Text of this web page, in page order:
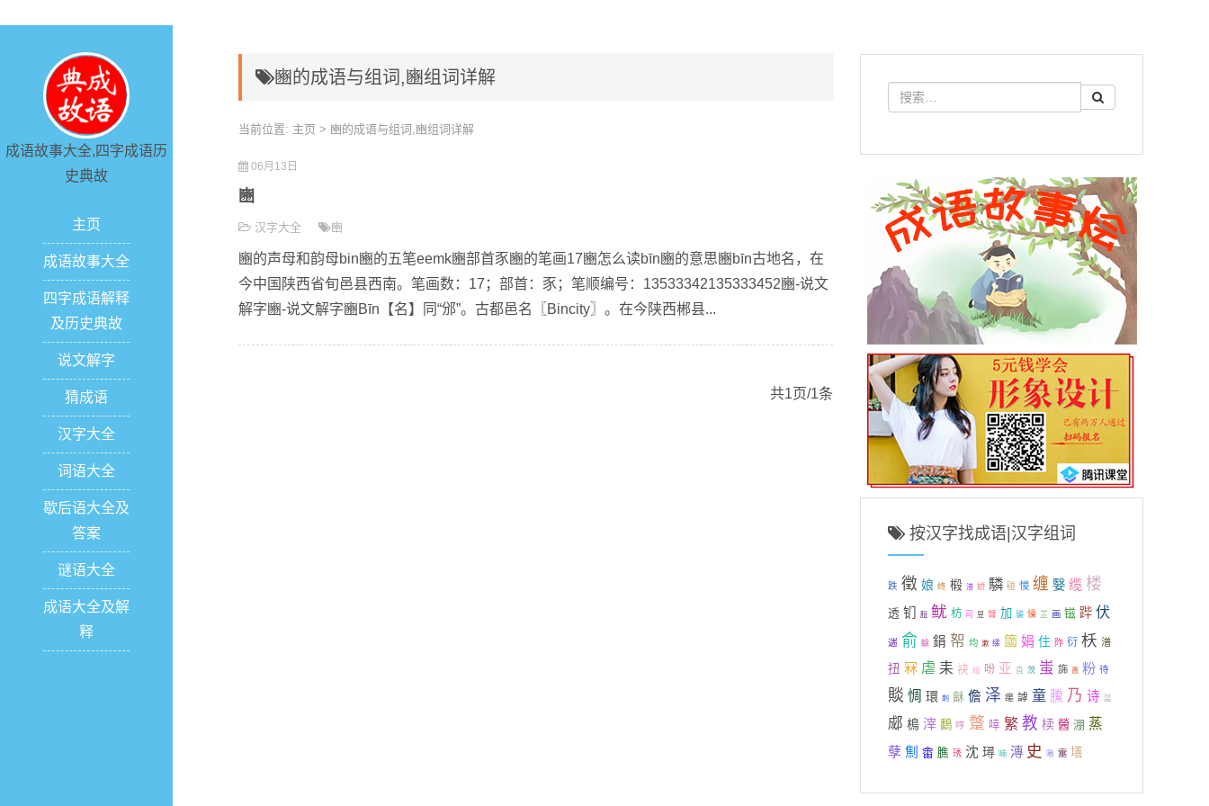
成语故事大全,四字成语历
史典故
主页
成语故事大全
四字成语解释
及历史典故
说文解字
猜成语
汉字大全
词语大全
歇后语大全及
答案
谜语大全
成语大全及解
释
豳的成语与组词,豳组词详解
当前位置: 主页 > 豳的成语与组词,豳组词详解
06月13日
豳
汉字大全 豳
豳的声母和韵母bin豳的五笔eemk豳部首豕豳的笔画17豳怎么读bīn豳的意思豳bīn古地名，在
今中国陕西省旬邑县西南。笔画数：17；部首：豕；笔顺编号：13533342135333452豳-说文
解字豳-说文解字豳Bīn【名】同“邠”。古都邑名〖Bincity〗。在今陕西郴县...
共1页/1条
按汉字找成语|汉字组词
跌 徵 娘 终 椴 溚 娇 驎 碰 惾 缠 嫛 缆 楼
透 钔 脰 鱿 枋 司 昱 臂 加 骗 懆 芷 画 镃 跸 伏
遄 俞 蜍 鋗 帤 均 漱 绨 簂 娟 住 阼 衍 枖 潽
扭 冧 虐 耒 袂 短 吩 亚 沓 茨 蚩 旆 愚 粉 待
賧 惆 環 刺 龢 儋 泽 瘥 謼 童 鰧 乃 诗 湓
郕 樢 滓 鷭 哼 蹩 啈 繁 教 椟 醟 淜 蒸
孽 劁 畬 膲 琇 沈 璕 喃 漙 史 啾 疐 墡